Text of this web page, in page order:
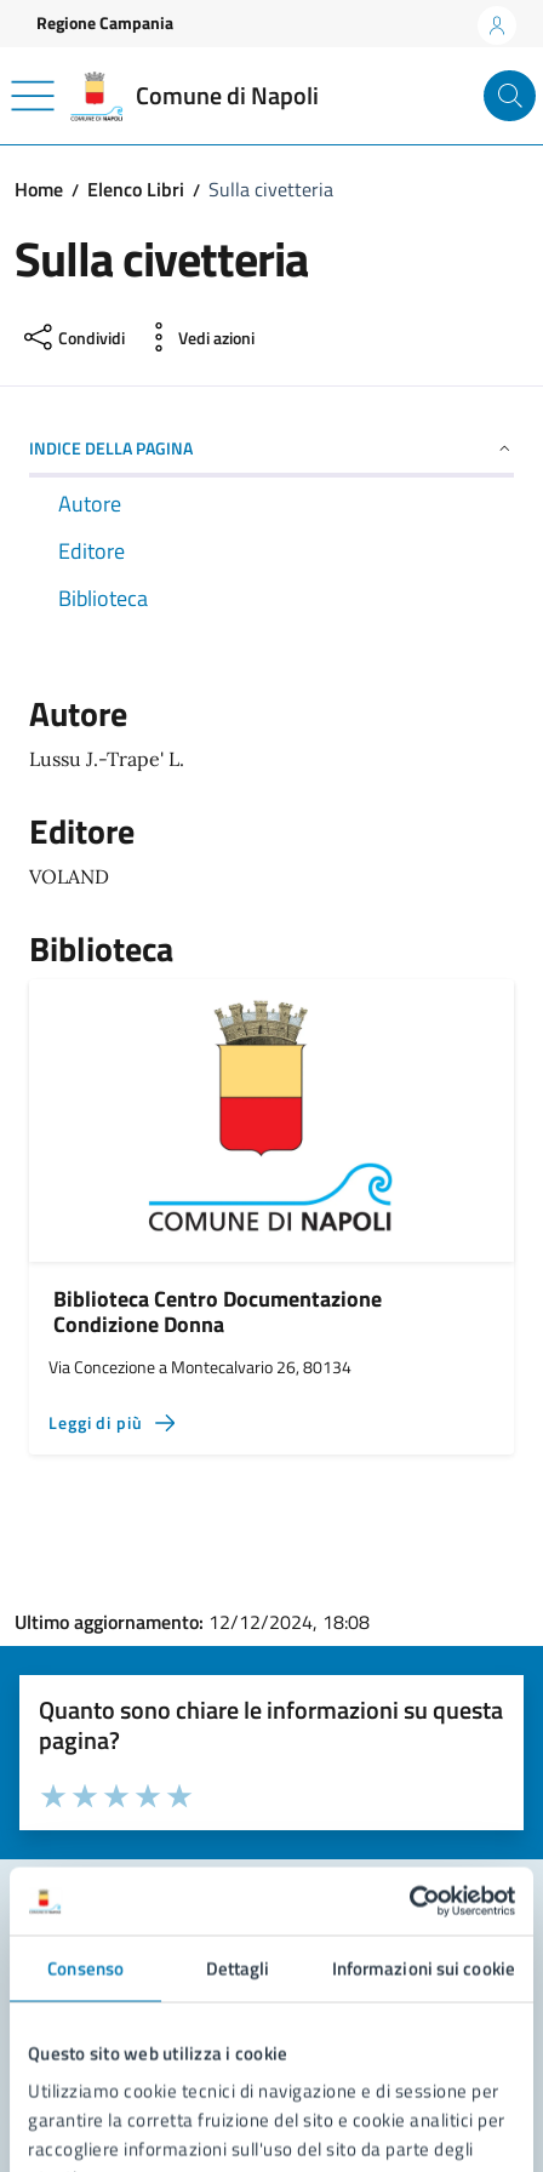
Consenso Dettagli Informazioni sui cookie
Questo sito web utilizza i cookie
Utilizziamo cookie tecnici di navigazione e di sessione per
garantire la corretta fruizione del sito e cookie analitici per
raccogliere informazioni sull'uso del sito da parte degli
Vai ai contenuti
Vai al footer
Regione Campania
Comune di Napoli
Home Elenco Libri Sulla civetteria
Sulla civetteria
Condividi Vedi azioni
INDICE DELLA PAGINA
Autore
Editore
Biblioteca
Autore
Lussu J.-Trape' L.
Editore
VOLAND
Biblioteca
Biblioteca Centro Documentazione
Condizione Donna
Via Concezione a Montecalvario 26, 80134
Leggi di più
Ultimo aggiornamento: 12/12/2024, 18:08
Quanto sono chiare le informazioni su questa
pagina?
Valuta la chiarezza delle informazioni (da 1 a 5 stelle)
Seleziona il numero di stelle per valutare la chiarezza delle
Valuta 5 stelle su 5
Valuta 4 stelle su 5
Valuta 3 stelle su 5
Valuta 2 stelle su 5
Valuta 1 stelle su 5
Contatta il comune
Leggi le domande frequenti
Richiedi assistenza
Prenota appuntamento